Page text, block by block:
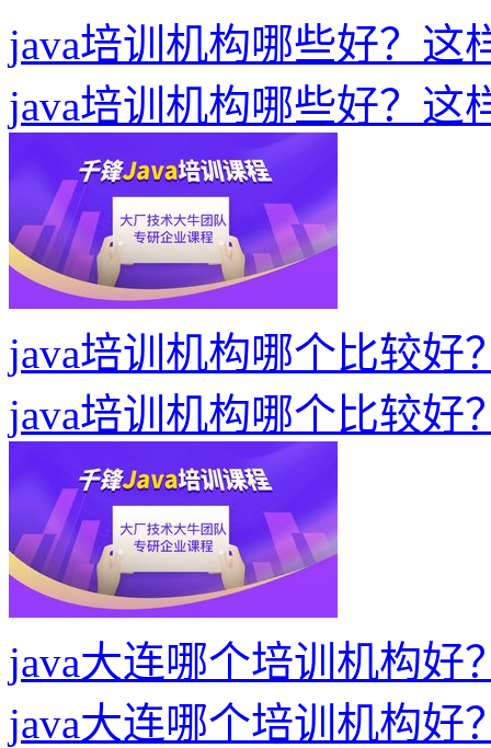
java培训机构哪些好？这
java培训机构哪些好？这
java培训机构哪个比较好
java培训机构哪个比较好
java大连哪个培训机构好
java大连哪个培训机构好